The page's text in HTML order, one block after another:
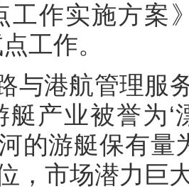
工作实施方案
工作。
与港航管理服
艇产业被誉为
的游艇保有量
，市场潜力巨